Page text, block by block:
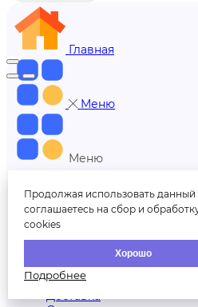
Главная
Меню
Меню
+7 (812) 606-70-00
Обратный звонок
Партнерам
Доставка
Продолжая использовать данный
соглашаетесь на сбор и
cookies
Хорошо
Подробнее